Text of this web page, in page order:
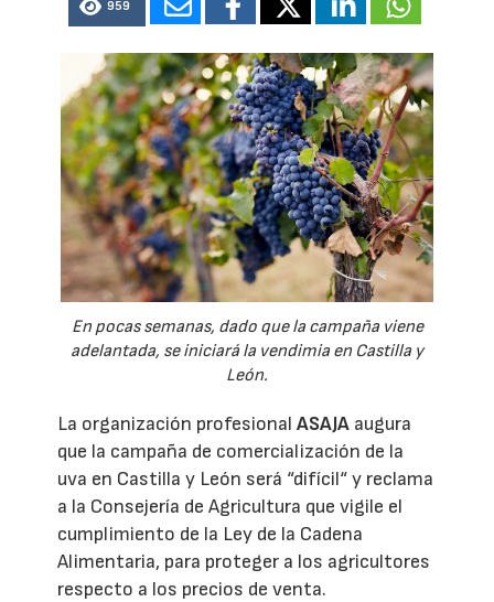
959
En pocas semanas, dado que la campaña viene
adelantada, se iniciará la vendimia en Castilla y
León.
La organización profesionalASAJA augura
que la campaña de comercialización de la
uva en Castilla y León será “difícil“ y reclama
a la Consejería de Agricultura que vigile el
cumplimiento de la Ley de la Cadena
Alimentaria, para proteger a los agricultores
respecto a los precios de venta.